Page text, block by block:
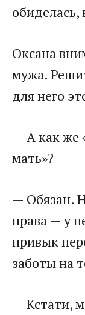
обиделась,
Оксана
мужа.
для него
— А как же
мать»?
— Обязан.
права — у
привык
заботы на
— Кстати,